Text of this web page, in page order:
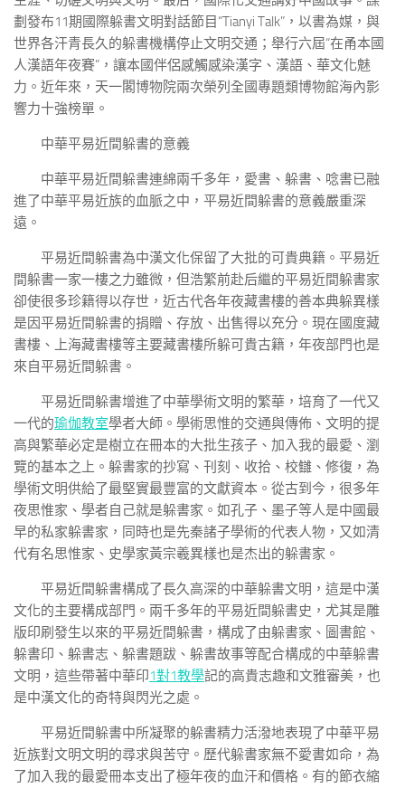
劃發布11期國際躲書文明對話節目“Tianyi Talk”，以書為媒，與
世界各汗青長久的躲書機構停止文明交通；舉行六屆“在甬本國
人漢語年夜賽”，讓本國伴侶感觸感染漢字、漢語、華文化魅
力。近年來，天一閣博物院兩次榮列全國專題類博物館海內影
響力十強榜單。
中華平易近間躲書的意義
中華平易近間躲書連綿兩千多年，愛書、躲書、唸書已融
進了中華平易近族的血脈之中，平易近間躲書的意義嚴重深
遠。
平易近間躲書為中漢文化保留了大批的可貴典籍。平易近
間躲書一家一樓之力雖微，但浩繁前赴后繼的平易近間躲書家
卻使很多珍籍得以存世，近古代各年夜藏書樓的善本典躲異樣
是因平易近間躲書的捐贈、存放、出售得以充分。現在國度藏
書樓、上海藏書樓等主要藏書樓所躲可貴古籍，年夜部門也是
來自平易近間躲書。
平易近間躲書增進了中華學術文明的繁華，培育了一代又
一代的瑜伽教室學者大師。學術思惟的交通與傳佈、文明的提
高與繁華必定是樹立在冊本的大批生孩子、加入我的最愛、瀏
覽的基本之上。躲書家的抄寫、刊刻、收拾、校讎、修復，為
學術文明供給了最堅實最豐富的文獻資本。從古到今，很多年
夜思惟家、學者自己就是躲書家。如孔子、墨子等人是中國最
早的私家躲書家，同時也是先秦諸子學術的代表人物，又如清
代有名思惟家、史學家黃宗羲異樣也是杰出的躲書家。
平易近間躲書構成了長久高深的中華躲書文明，這是中漢
文化的主要構成部門。兩千多年的平易近間躲書史，尤其是雕
版印刷發生以來的平易近間躲書，構成了由躲書家、圖書館、
躲書印、躲書志、躲書題跋、躲書故事等配合構成的中華躲書
文明，這些帶著中華印1對1教學記的高貴志趣和文雅審美，也
是中漢文化的奇特與閃光之處。
平易近間躲書中所凝聚的躲書精力活潑地表現了中華平易
近族對文明文明的尋求與苦守。歷代躲書家無不愛書如命，為
了加入我的最愛冊本支出了極年夜的血汗和價格。有的節衣縮